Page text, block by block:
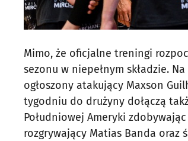
Mimo, że oficjalne treningi
sezonu w niepełnym składzie.
ogłoszony atakujący Maxson
tygodniu do drużyny dołączą
Południowej Ameryki
rozgrywający Matias Banda oraz